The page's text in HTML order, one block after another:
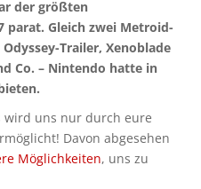
der größten
parat. Gleich zwei Metroid-
Trailer, Xenoblade
Co. – Nintendo hatte in
wird uns nur durch eure
Davon abgesehen
Möglichkeiten, uns zu